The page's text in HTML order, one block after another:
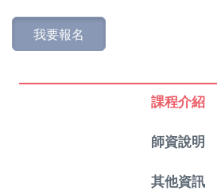
我要報名
課程介紹
師資說明
其他資訊